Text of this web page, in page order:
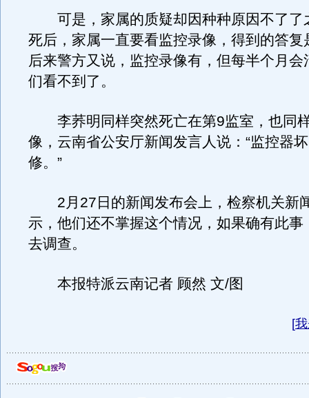
可是，家属的质疑却因种种原因不了了
死后，家属一直要看监控录像，得到的答复
后来警方又说，监控录像有，但每半个月会
们看不到了。
李荞明同样突然死亡在第9监室，也同
像，云南省公安厅新闻发言人说：“监控器
修。”
2月27日的新闻发布会上，检察机关新
示，他们还不掌握这个情况，如果确有此事
去调查。
本报特派云南记者 顾然 文/图
[